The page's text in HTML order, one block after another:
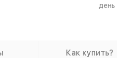
день
Как купить?